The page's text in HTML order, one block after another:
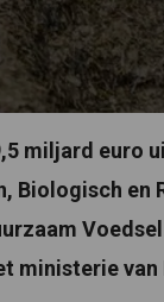
miljard euro
Biologisch
ministerie